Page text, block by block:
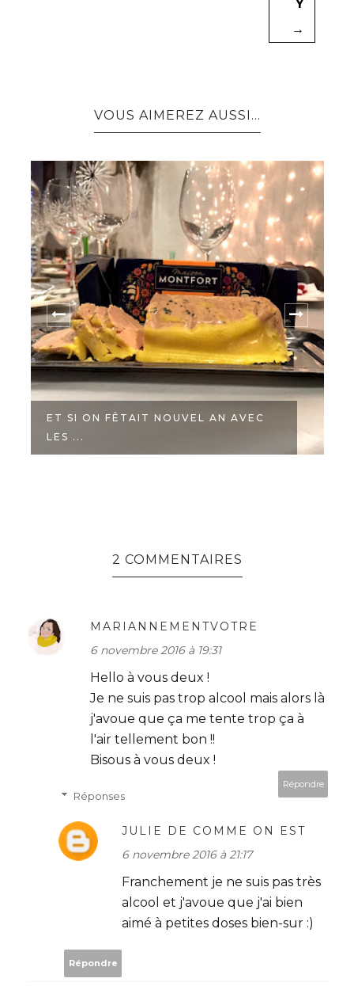
Y
→
VOUS AIMEREZ AUSSI...
ET SI ON FÊTAIT NOUVEL AN AVEC
LES ...
2 COMMENTAIRES
MARIANNEMENTVOTRE
6 novembre 2016 à 19:31
Hello à vous deux !
Je ne suis pas trop alcool mais alors là
j'avoue que ça me tente trop ça à
l'air tellement bon !!
Bisous à vous deux !
Répondre
Réponses
JULIE DE COMME ON EST
6 novembre 2016 à 21:17
Franchement je ne suis pas très
alcool et j'avoue que j'ai bien
aimé à petites doses bien-sur :)
Répondre